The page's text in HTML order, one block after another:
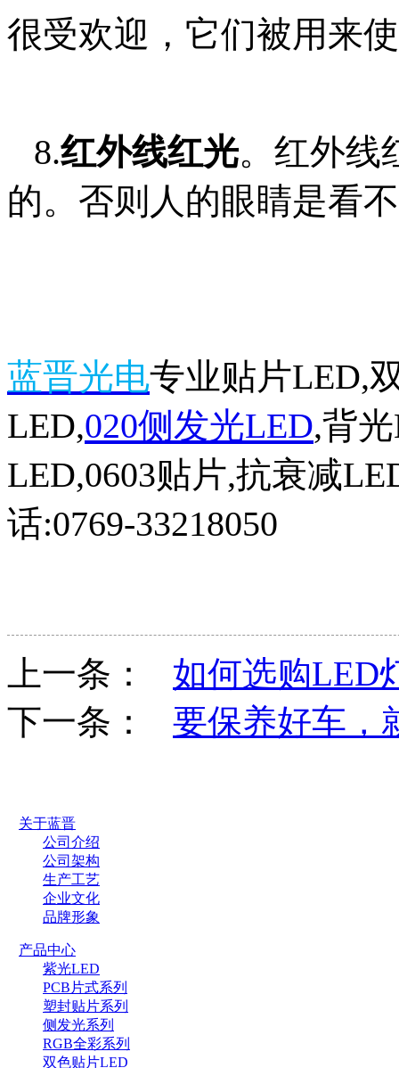
很受欢迎，它们被用来
8.红外线红光。红外线
的。否则人的眼睛是看
蓝晋光电专业贴片LED,
LED,020侧发光LED,背
LED,0603贴片,抗衰减
话:0769-33218050
上一条： 如何选购LED
下一条： 要保养好车，
关于蓝晋
公司介绍
公司架构
生产工艺
企业文化
品牌形象
产品中心
紫光LED
PCB片式系列
塑封贴片系列
侧发光系列
RGB全彩系列
双色贴片LED